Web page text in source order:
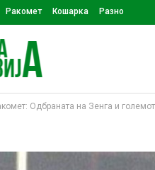
Ракомет Кошарка Разно
Одбраната на Зенга и